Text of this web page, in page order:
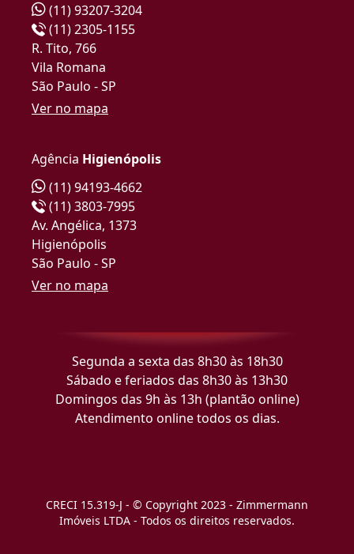
(11) 93207-3204
(11) 2305-1155
R. Tito, 766
Vila Romana
São Paulo - SP
Ver no mapa
Agência Higienópolis
(11) 94193-4662
(11) 3803-7995
Av. Angélica, 1373
Higienópolis
São Paulo - SP
Ver no mapa
Segunda a sexta das 8h30 às 18h30
Sábado e feriados das 8h30 às 13h30
Domingos das 9h às 13h (plantão online)
Atendimento online todos os dias.
CRECI 15.319-J - © Copyright 2023 - Zimmermann
Imóveis LTDA - Todos os direitos reservados.